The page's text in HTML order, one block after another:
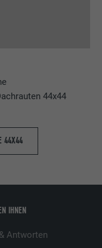
44x44
44X44
IHNEN
Antworten